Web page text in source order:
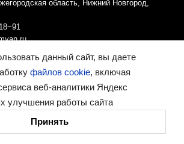
область, Нижний Новгород,
материалов
использования «cookies»-файлов
16+
данный сайт, вы даете
файлов cookie, включая
веб-аналитики Яндекс
улучшения работы сайта
Принять